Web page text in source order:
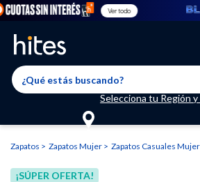
Ver todo
Selecciona tu Región y
El producto ha sido eliminado
El producto ha sido agregado a tu lista
Llegaste al límite de productos favoritos
uno nuevo ingresa a “Mi cuenta” y elimina
Zapatos Zapatos Mujer Zapatos Casuales Mujer
¡SÚPER OFERTA!